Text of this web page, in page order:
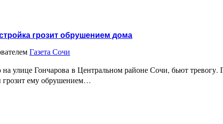
грозит обрушением дома
Газета Сочи
улице Гончарова в Центральном районе Сочи, бьют тревогу.
грозит ему обрушением…